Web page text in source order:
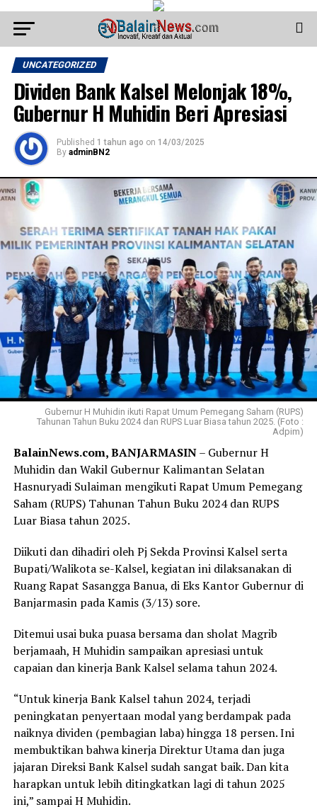
UNCATEGORIZED
Dividen Bank Kalsel Melonjak 18%,
Gubernur H Muhidin Beri Apresiasi
Published 1 tahun ago on 14/03/2025
By adminBN2
Gubernur H Muhidin ikuti Rapat Umum Pemegang Saham (RUPS)
Tahunan Tahun Buku 2024 dan RUPS Luar Biasa tahun 2025. (Foto :
Adpim)
BalainNews.com, BANJARMASIN– Gubernur H
Muhidin dan Wakil Gubernur Kalimantan Selatan
Hasnuryadi Sulaiman mengikuti Rapat Umum Pemegang
Saham (RUPS) Tahunan Tahun Buku 2024 dan RUPS
Luar Biasa tahun 2025.
Diikuti dan dihadiri oleh Pj Sekda Provinsi Kalsel serta
Bupati/Walikota se-Kalsel, kegiatan ini dilaksanakan di
Ruang Rapat Sasangga Banua, di Eks Kantor Gubernur di
Banjarmasin pada Kamis (3/13) sore.
Ditemui usai buka puasa bersama dan sholat Magrib
berjamaah, H Muhidin sampaikan apresiasi untuk
capaian dan kinerja Bank Kalsel selama tahun 2024.
“Untuk kinerja Bank Kalsel tahun 2024, terjadi
peningkatan penyertaan modal yang berdampak pada
naiknya dividen (pembagian laba) hingga 18 persen. Ini
membuktikan bahwa kinerja Direktur Utama dan juga
jajaran Direksi Bank Kalsel sudah sangat baik. Dan kita
harapkan untuk lebih ditingkatkan lagi di tahun 2025
ini,” sampai H Muhidin.